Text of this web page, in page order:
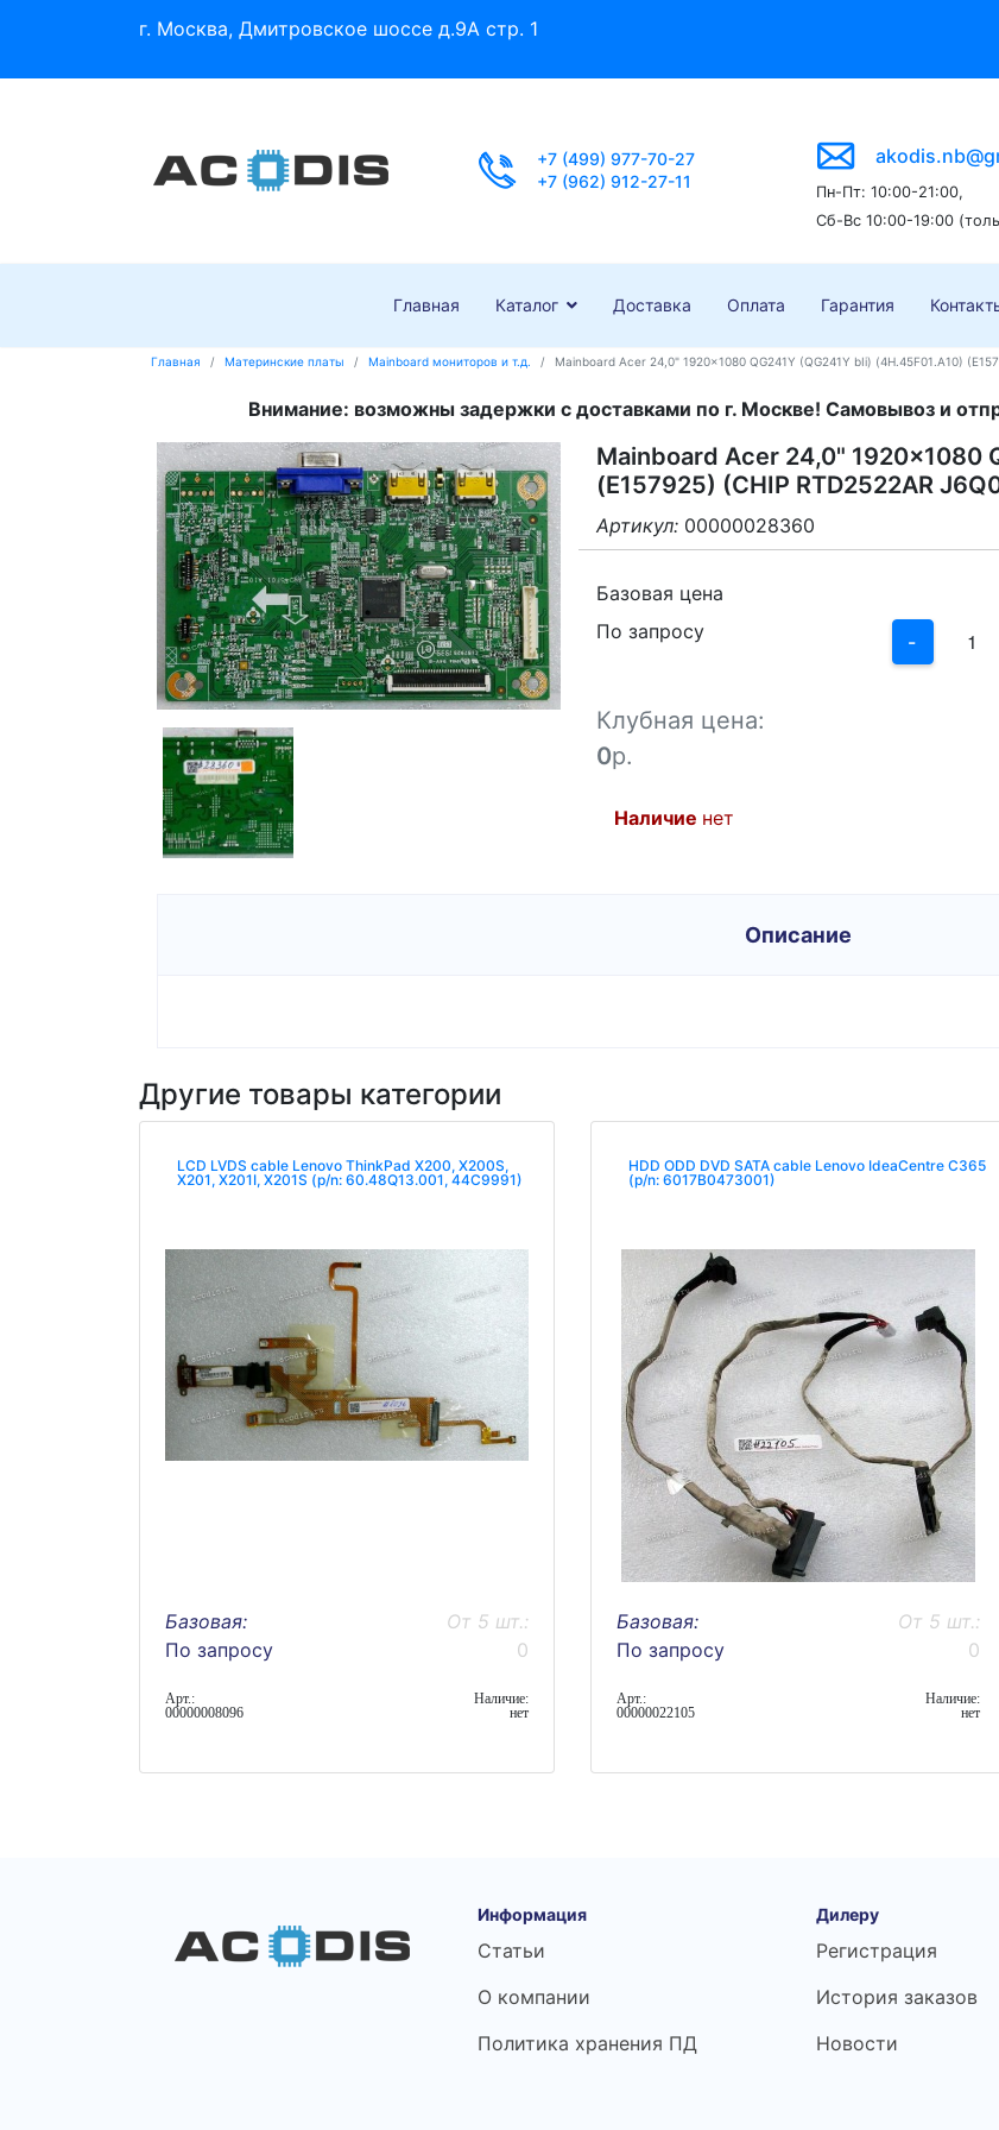
г. Москва, Дмитровское шоссе д.9А стр. 1
+7 (499) 977-70-27
+7 (962) 912-27-11
Пн-Пт: 10:00-21:00,
Сб-Вс 10:00-19:00
Главная Каталог Доставка Оплата Гарантия
Главная Материнские платы Mainboard мониторов и т.д. Mainboard Acer 24,0" 1920x1080 QG241Y (QG241Y bIi) (4H.45F01.A10)
Внимание: возможны задержки с доставками по г. Москве! Самовывоз и
Mainboard Acer 24,0" 1920x1080
(E157925) (CHIP RTD2522AR
Артикул: 00000028360
Базовая цена
По запросу
-
3
1
Клубная цена:
0р.
Наличие нет
Описание
Другие товары категории
LCD LVDS cable Lenovo ThinkPad X200, X200S,
X201, X201I, X201S (p/n: 60.48Q13.001, 44C9991)
Базовая:
По запросу
От 5 шт.:
0
Арт.:
00000008096
Наличие:
нет
HDD ODD DVD SATA cable Lenovo IdeaCentre C365
(p/n: 6017B0473001)
Базовая:
По запросу
От 5 шт.:
0
Арт.:
00000022105
Наличие:
нет
Информация
Статьи
О компании
Политика хранения ПД
Дилеру
Регистрация
История заказов
Новости